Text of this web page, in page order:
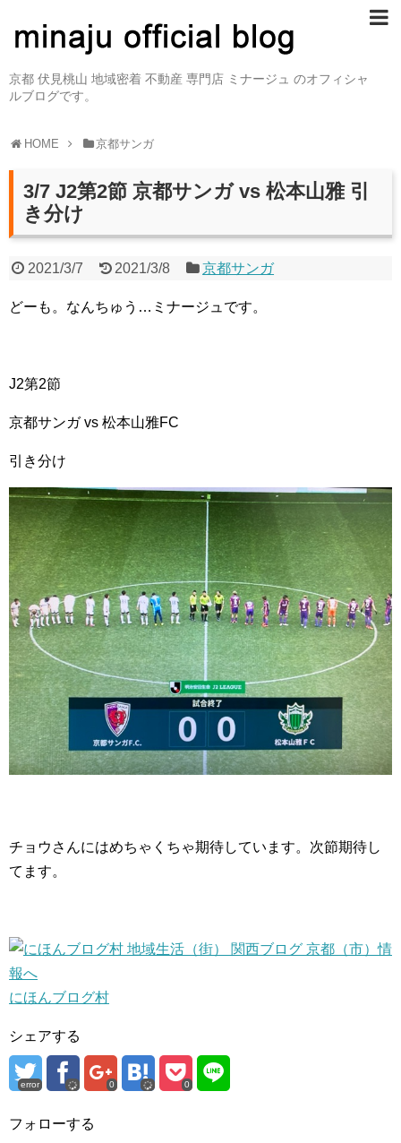
京都 伏見桃山 地域密着 不動産 専門店 ミナージュ のオフィシャ
ルブログです。
HOME 京都サンガ
3/7 J2第2節 京都サンガ vs 松本山雅 引
き分け
2021/3/7 2021/3/8 京都サンガ
どーも。なんちゅう…ミナージュです。
J2第2節
京都サンガ vs 松本山雅FC
引き分け
チョウさんにはめちゃくちゃ期待しています。次節期待し
てます。
にほんブログ村
シェアする
error 0 0
フォローする